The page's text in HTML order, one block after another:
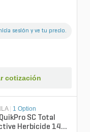
sesión y ve tu precio.
cotización
1 Option
SC Total
Herbicide 144